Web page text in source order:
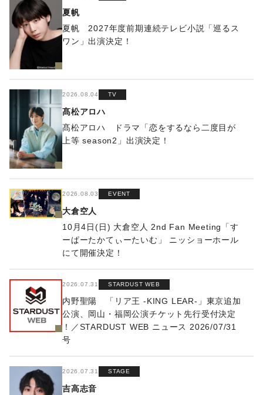
夏帆
夏帆 2027年度前期連続テレビ小説「巡るス
ワン」出演決定！
2026.08.04 TV
髙松アロハ
髙松アロハ ドラマ「恋をするなら二度目が
上等 season2」出演決定！
2026.08.03 EVENT
大倉空人
10月4日(日) 大倉空人 2nd Fan Meeting「す
ーぱーたかてぃーたいむ」 ニッショーホール
にて開催決定！
2026.07.31 STARDUST WEB
内野聖陽 「リア王 -KING LEAR-」東京追加
公演、岡山・福岡公演チケット先行受付決定
！／STARDUST WEB ニュース 2026/07/31
号
2026.07.31 STAGE
吉高志音